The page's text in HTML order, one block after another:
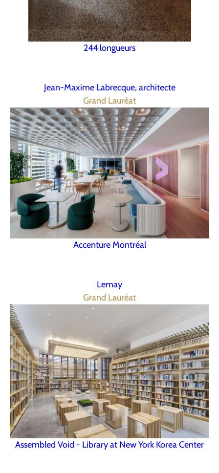
244 longueurs
Jean-Maxime Labrecque, architecte
Grand Lauréat
Accenture Montréal
Lemay
Grand Lauréat
Assembled Void - Library at New York Korea Center